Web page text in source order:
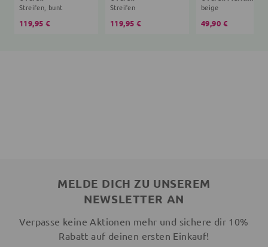
Streifen, bunt
119,95 €
Streifen
119,95 €
beige
49,90 €
MELDE DICH ZU UNSEREM
NEWSLETTER AN
Verpasse keine Aktionen mehr und sichere dir 10%
Rabatt auf deinen ersten Einkauf!